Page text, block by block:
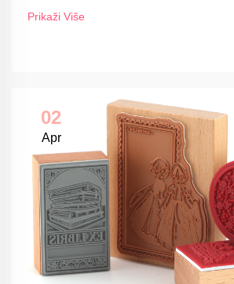
Prikaži Više
02
Apr